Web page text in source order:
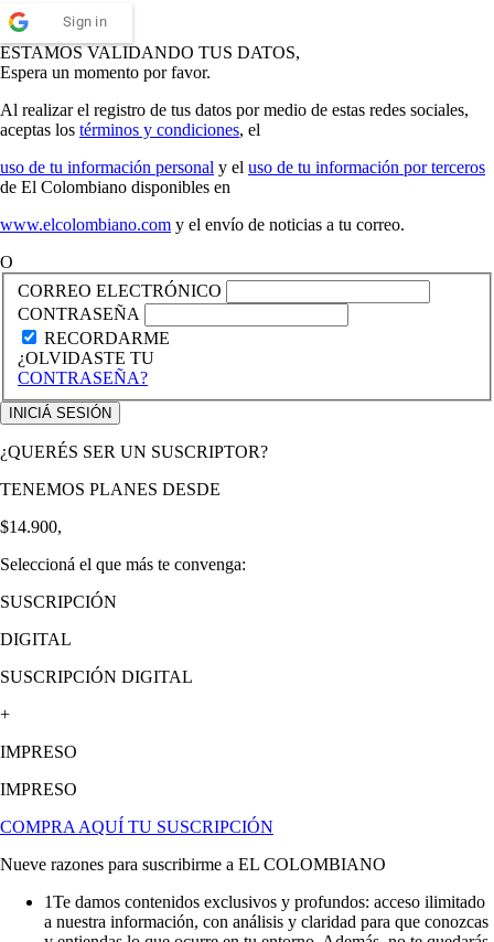
Sign in
ESTAMOS VALIDANDO TUS DATOS,
Espera un momento por favor.
Al realizar el registro de tus datos por medio de estas redes sociales,
aceptas los términos y condiciones, el
uso de tu información personal y el uso de tu información por terceros
de El Colombiano disponibles en
www.elcolombiano.com y el envío de noticias a tu correo.
O
CORREO ELECTRÓNICO
CONTRASEÑA
RECORDARME
¿OLVIDASTE TU
CONTRASEÑA?
¿QUERÉS SER UN SUSCRIPTOR?
TENEMOS PLANES DESDE
$14.900,
Seleccioná el que más te convenga:
SUSCRIPCIÓN
DIGITAL
SUSCRIPCIÓN DIGITAL
+
IMPRESO
IMPRESO
COMPRA AQUÍ TU SUSCRIPCIÓN
Nueve razones para suscribirme a EL COLOMBIANO
1Te damos contenidos exclusivos y profundos: acceso ilimitado
a nuestra información, con análisis y claridad para que conozcas